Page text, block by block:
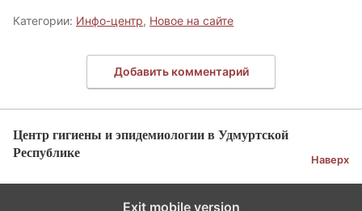
Категории: Инфо-центр, Новое на сайте
Добавить комментарий
Центр гигиены и эпидемиологии в Удмуртской
Республике
Наверх
Exit mobile version